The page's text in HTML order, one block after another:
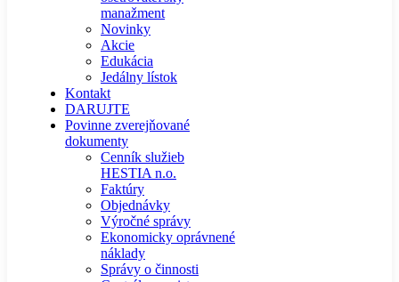
manažment
Novinky
Akcie
Edukácia
Jedálny lístok
Kontakt
DARUJTE
Povinne zverejňované
dokumenty
Cenník služieb
HESTIA n.o.
Faktúry
Objednávky
Výročné správy
Ekonomicky oprávnené
náklady
Správy o činnosti